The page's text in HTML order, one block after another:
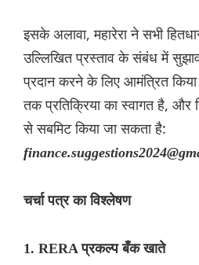
इसके अलावा, महारेरा ने सभी
उल्लिखित प्रस्ताव के संबंध में
प्रदान करने के लिए आमंत्रित
तक प्रतिक्रिया का स्वागत है, और
से सबमिट किया जा सकता है:
चर्चा पत्र का विश्लेषण
1. RERA प्रकल्प बँक खाते